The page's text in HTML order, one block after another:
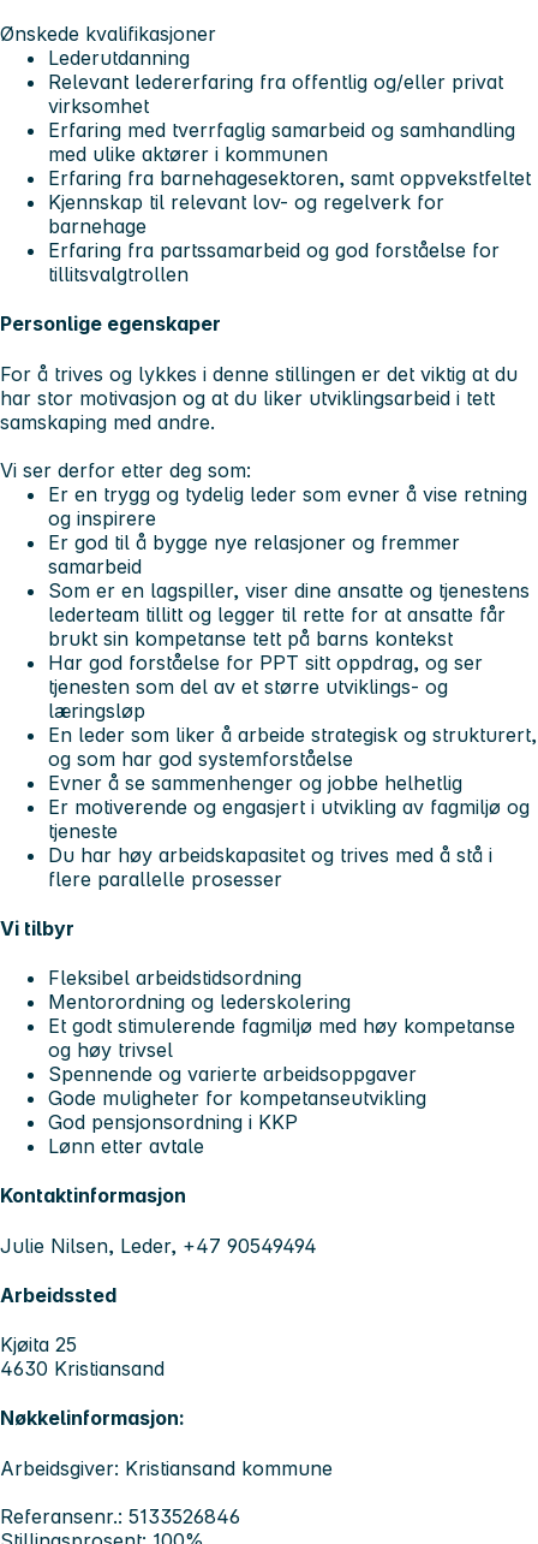
Ønskede kvalifikasjoner
Lederutdanning
Relevant ledererfaring fra offentlig og/eller privat
virksomhet
Erfaring med tverrfaglig samarbeid og samhandling
med ulike aktører i kommunen
Erfaring fra barnehagesektoren, samt oppvekstfeltet
Kjennskap til relevant lov- og regelverk for
barnehage
Erfaring fra partssamarbeid og god forståelse for
tillitsvalgtrollen
Personlige egenskaper
For å trives og lykkes i denne stillingen er det viktig at du
har stor motivasjon og at du liker utviklingsarbeid i tett
samskaping med andre.
Vi ser derfor etter deg som:
Er en trygg og tydelig leder som evner å vise retning
og inspirere
Er god til å bygge nye relasjoner og fremmer
samarbeid
Som er en lagspiller, viser dine ansatte og tjenestens
lederteam tillitt og legger til rette for at ansatte får
brukt sin kompetanse tett på barns kontekst
Har god forståelse for PPT sitt oppdrag, og ser
tjenesten som del av et større utviklings- og
læringsløp
En leder som liker å arbeide strategisk og strukturert,
og som har god systemforståelse
Evner å se sammenhenger og jobbe helhetlig
Er motiverende og engasjert i utvikling av fagmiljø og
tjeneste
Du har høy arbeidskapasitet og trives med å stå i
flere parallelle prosesser
Vi tilbyr
Fleksibel arbeidstidsordning
Mentorordning og lederskolering
Et godt stimulerende fagmiljø med høy kompetanse
og høy trivsel
Spennende og varierte arbeidsoppgaver
Gode muligheter for kompetanseutvikling
God pensjonsordning i KKP
Lønn etter avtale
Kontaktinformasjon
Julie Nilsen, Leder, +47 90549494
Arbeidssted
Kjøita 25
4630 Kristiansand
Nøkkelinformasjon:
Arbeidsgiver: Kristiansand kommune
Referansenr.: 5133526846